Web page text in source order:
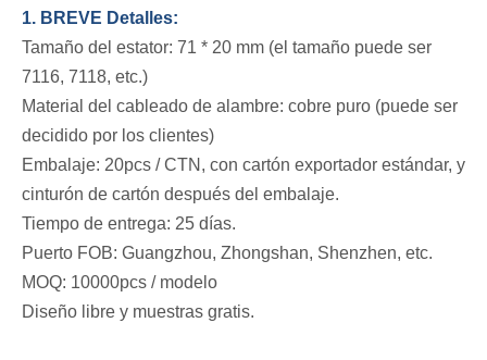
1. BREVE Detalles:
Tamaño del estator: 71 * 20 mm (el tamaño puede ser
7116, 7118, etc.)
Material del cableado de alambre: cobre puro (puede ser
decidido por los clientes)
Embalaje: 20pcs / CTN, con cartón exportador estándar, y
cinturón de cartón después del embalaje.
Tiempo de entrega: 25 días.
Puerto FOB: Guangzhou, Zhongshan, Shenzhen, etc.
MOQ: 10000pcs / modelo
Diseño libre y muestras gratis.